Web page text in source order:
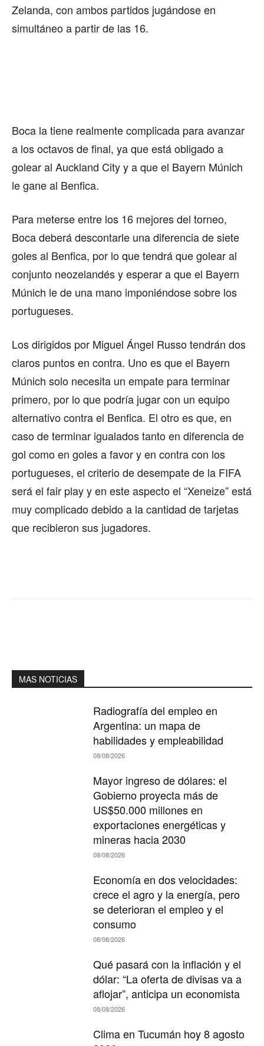
Zelanda, con ambos partidos jugándose en
simultáneo a partir de las 16.
Boca la tiene realmente complicada para avanzar
a los octavos de final, ya que está obligado a
golear al Auckland City y a que el Bayern Múnich
le gane al Benfica.
Para meterse entre los 16 mejores del torneo,
Boca deberá descontarle una diferencia de siete
goles al Benfica, por lo que tendrá que golear al
conjunto neozelandés y esperar a que el Bayern
Múnich le de una mano imponiéndose sobre los
portugueses.
Los dirigidos por Miguel Ángel Russo tendrán dos
claros puntos en contra. Uno es que el Bayern
Múnich solo necesita un empate para terminar
primero, por lo que podría jugar con un equipo
alternativo contra el Benfica. El otro es que, en
caso de terminar igualados tanto en diferencia de
gol como en goles a favor y en contra con los
portugueses, el criterio de desempate de la FIFA
será el fair play y en este aspecto el “Xeneize” está
muy complicado debido a la cantidad de tarjetas
que recibieron sus jugadores.
MAS NOTICIAS
Radiografía del empleo en
Argentina: un mapa de
habilidades y empleabilidad
08/08/2026
Mayor ingreso de dólares: el
Gobierno proyecta más de
US$50.000 millones en
exportaciones energéticas y
mineras hacia 2030
08/08/2026
Economía en dos velocidades:
crece el agro y la energía, pero
se deterioran el empleo y el
consumo
08/08/2026
Qué pasará con la inflación y el
dólar: “La oferta de divisas va a
aflojar”, anticipa un economista
08/08/2026
Clima en Tucumán hoy 8 agosto